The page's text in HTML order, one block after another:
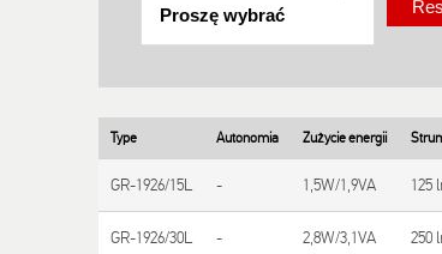
Type Autonomia Zużycie energii
GR-1926/15L - 1,5W/1,9VA 125
GR-1926/30L - 2,8W/3,1VA 250